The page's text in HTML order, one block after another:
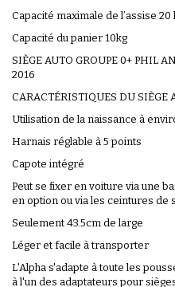
Capacité maximale de l’assise 20
Capacité du panier 10kg
SIÈGE AUTO GROUPE 0+ PHIL
2016
CARACTÉRISTIQUES DU SIÈGE
Utilisation de la naissance à
Harnais réglable à 5 points
Capote intégré
Peut se fixer en voiture via une
en option ou via les ceintures de
Seulement 43.5cm de large
Léger et facile à transporter
L'Alpha s'adapte à toute les
à l'un des adaptateurs pour